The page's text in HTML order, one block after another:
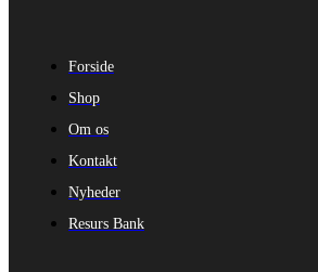
Forside
Shop
Om os
Kontakt
Nyheder
Resurs Bank